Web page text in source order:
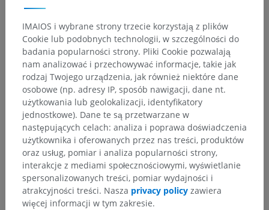
Tłumaczenia
Zauważyłeś błąd?
Zachęcamy do przesyłania sugestii poprawek,
tłumaczeń lub innych treści, które przełożą się na
lepszą jakość materiałów.
Zgłoś problem
IMAIOS i wybrane strony trzecie korzystają z plików
Cookie lub podobnych technologii, w szczególności do
badania popularności strony. Pliki Cookie pozwalają
nam analizować i przechowywać informacje, takie jak
rodzaj Twojego urządzenia, jak również niektóre dane
osobowe (np. adresy IP, sposób nawigacji, dane nt.
użytkowania lub geolokalizacji, identyfikatory
jednostkowe). Dane te są przetwarzane w
następujących celach: analiza i poprawa doświadczenia
użytkownika i oferowanych przez nas treści, produktów
oraz usług, pomiar i analiza popularności strony,
interakcje z mediami społecznościowymi, wyświetlanie
spersonalizowanych treści, pomiar wydajności i
atrakcyjności treści. Nasza privacy policy zawiera
więcej informacji w tym zakresie.